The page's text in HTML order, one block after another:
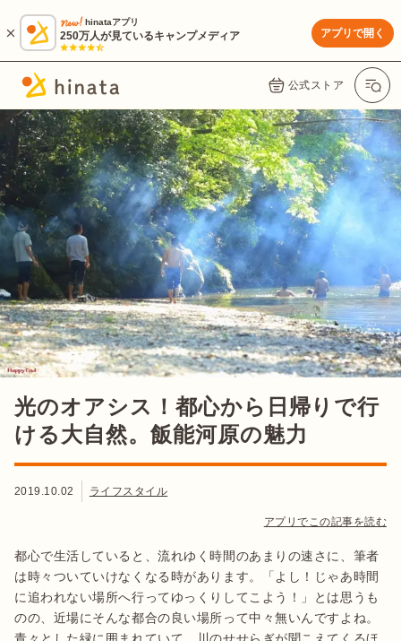
hinataアプリ
250万人が見ているキャンプメディア アプリで開く
公式ストア
光のオアシス！都心から日帰りで行
ける大自然。飯能河原の魅力
2019.10.02 ライフスタイル
アプリでこの記事を読む
都心で生活していると、流れゆく時間のあまりの速さに、筆者
は時々ついていけなくなる時があります。「よし！じゃあ時間
に追われない場所へ行ってゆっくりしてこよう！」とは思うも
のの、近場にそんな都合の良い場所って中々無いんですよね。